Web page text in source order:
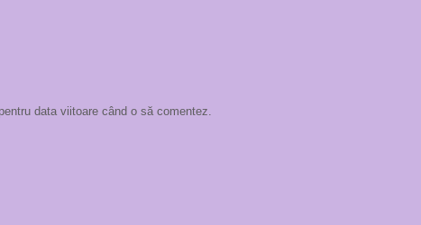
data viitoare când o să comentez.